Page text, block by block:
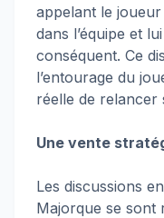
appelant le
dans l’équipe et
conséquent. Ce
l’entourage du
réelle de relancer
Une vente
Les discussions
Majorque se sont